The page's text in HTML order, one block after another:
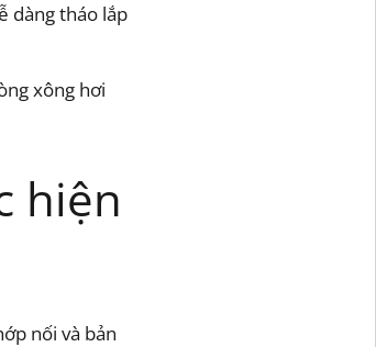
dàng tháo lắp
xông hơi
hiện
nối và bản